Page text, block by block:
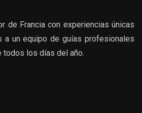
de Francia con experiencias únicas
a un equipo de guías profesionales
todos los días del año.